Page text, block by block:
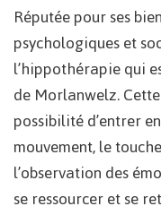
Réputée pour ses
psychologiques et
l’hippothérapie qui
de Morlanwelz.
possibilité d’entrer
mouvement, le
l’observation des
se ressourcer et se